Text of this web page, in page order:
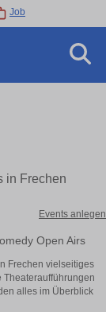
Job
in Frechen
Events anlegen
Open Airs
Frechen vielseitiges
Theateraufführungen
alles im Überblick